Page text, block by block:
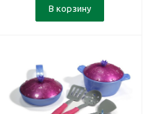
В корзину